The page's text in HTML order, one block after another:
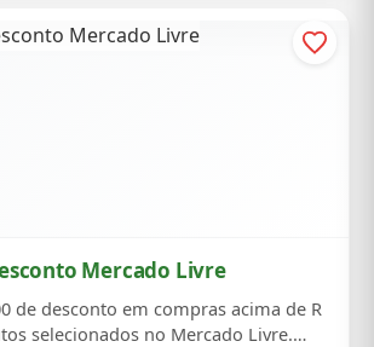
Mercado Livre
de desconto em compras acima de R
selecionados no Mercado Livre.